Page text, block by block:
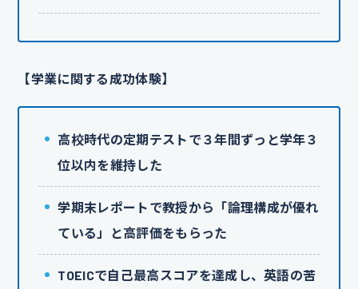
【学業に関する成功体験】
高校時代の定期テストで３年間ずっと学年３
位以内を維持した
学期末レポートで教授から「論理構成が優れ
ている」と高評価をもらった
TOEICで自己最高スコアを達成し、英語の苦